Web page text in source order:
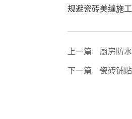
规避瓷砖美缝施
上一篇 厨房防
下一篇 瓷砖铺